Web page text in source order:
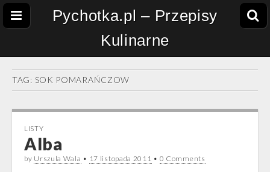
Pychotka.pl – Przepisy
Kulinarne
TAG: SOK POMARAŃCZOW
LISTY
Alba
by Urszula Wala • 17 listopada 2011 • 0 Comments